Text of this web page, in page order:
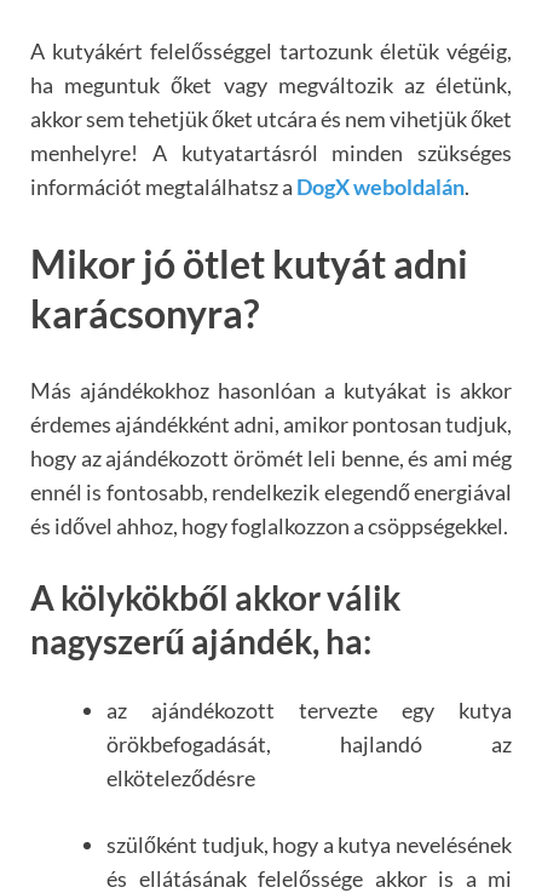
A kutyákért felelősséggel tartozunk életük végéig,
ha meguntuk őket vagy megváltozik az életünk,
akkor sem tehetjük őket utcára és nem vihetjük őket
menhelyre! A kutyatartásról minden szükséges
információt megtalálhatsz a DogX weboldalán.
Mikor jó ötlet kutyát adni
karácsonyra?
Más ajándékokhoz hasonlóan a kutyákat is akkor
érdemes ajándékként adni, amikor pontosan tudjuk,
hogy az ajándékozott örömét leli benne, és ami még
ennél is fontosabb, rendelkezik elegendő energiával
és idővel ahhoz, hogy foglalkozzon a csöppségekkel.
A kölykökből akkor válik
nagyszerű ajándék, ha:
az ajándékozott tervezte egy kutya
örökbefogadását, hajlandó az
elköteleződésre
szülőként tudjuk, hogy a kutya nevelésének
és ellátásának felelőssége akkor is a mi